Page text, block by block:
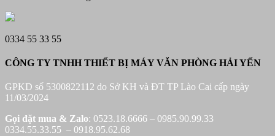
0334 55 33 55
CÔNG TY TNHH THIẾT BỊ MÁY VĂN PHÒNG HẢI YẾN
GPKD số 5300822112 do Sở KH và ĐT TP Lào Cai cấp ngày
11/03/2024
Gọi đặt mua & Zalo: 0523.18.6666 – 0985.90.99.33
0334.55.33.55 – 0918.95.62.68